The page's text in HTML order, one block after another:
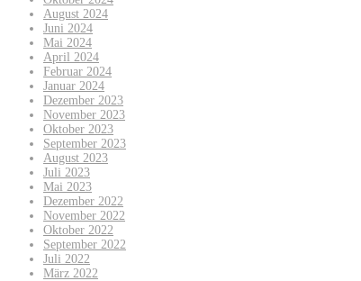
August 2024
Juni 2024
Mai 2024
April 2024
Februar 2024
Januar 2024
Dezember 2023
November 2023
Oktober 2023
September 2023
August 2023
Juli 2023
Mai 2023
Dezember 2022
November 2022
Oktober 2022
September 2022
Juli 2022
März 2022